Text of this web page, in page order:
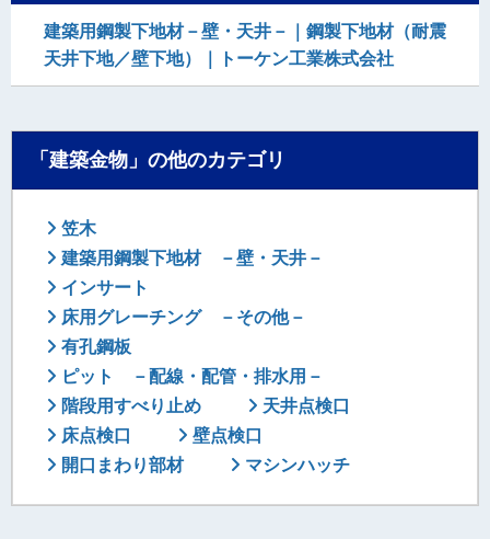
建築用鋼製下地材－壁・天井－｜鋼製下地材（耐震
天井下地／壁下地）｜トーケン工業株式会社
「建築金物」の他のカテゴリ
笠木
建築用鋼製下地材 －壁・天井－
インサート
床用グレーチング －その他－
有孔鋼板
ピット －配線・配管・排水用－
階段用すべり止め
天井点検口
床点検口
壁点検口
開口まわり部材
マシンハッチ